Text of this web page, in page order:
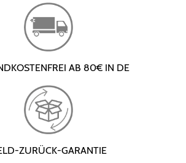
AB 80€ IN DE
ZURÜCK-GARANTIE